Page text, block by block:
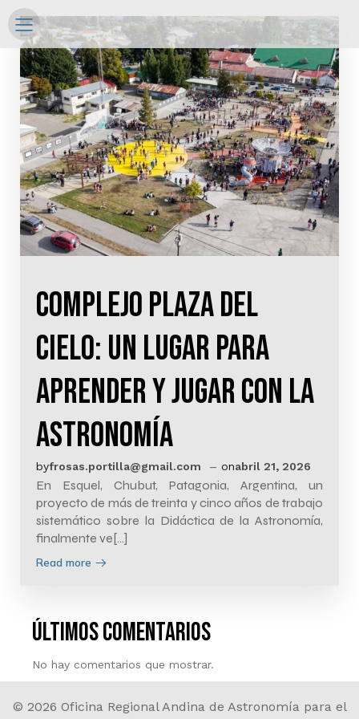
Complejo Plaza del
Cielo: un lugar para
aprender y jugar con la
Astronomía
byfrosas.portilla@gmail.com – onabril 21, 2026
En Esquel, Chubut, Patagonia, Argentina, un
proyecto de más de treinta y cinco años de trabajo
sistemático sobre la Didáctica de la Astronomía,
finalmente ve[…]
Read more
últimos comentarios
No hay comentarios que mostrar.
© 2026 Oficina Regional Andina de Astronomía para el